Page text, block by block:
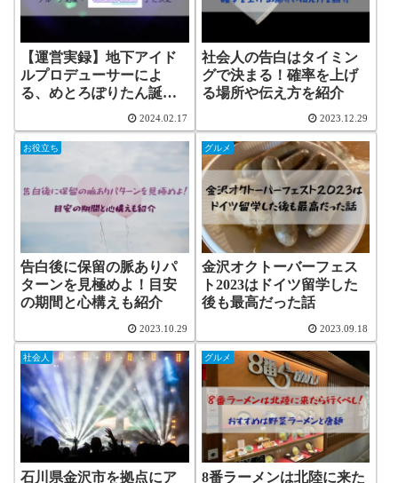
【運営実録】地下アイド
ルプロデューサーによ
る、めとろぽりたん誕生
2024.02.17
社会人の告白はタイミン
グで決まる！確率を上げ
る場所や伝え方を紹介
2023.12.29
お役立ち
告白後に保留の脈ありパ
ターンを見極めよ！目安
の期間と心構えも紹介
2023.10.29
グルメ
金沢オクトーバーフェス
ト2023はドイツ留学した
後も最高だった話
2023.09.18
社会人
石川県金沢市を拠点にア
グルメ
8番ラーメンは北陸に来た